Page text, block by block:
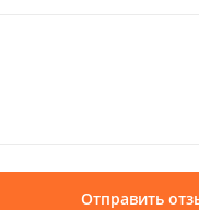
Отправить